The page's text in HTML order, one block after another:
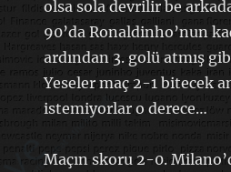
olsa sola devrilir be
90’da Ronaldinho’nun
ardından 3. golü atmış
Yeseler maç 2-1 bitecek
istemiyorlar o derece…
Maçın skoru 2-0.